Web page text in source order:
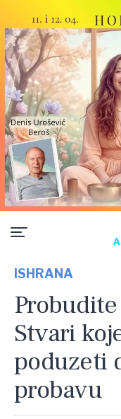
ISHRANA
Stvari
poduzeti
probavu